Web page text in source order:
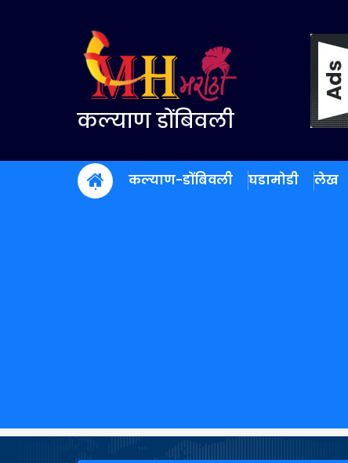
कल्याण डोंबिवली
कल्याण-डोंबिवली घडामोडी लेख